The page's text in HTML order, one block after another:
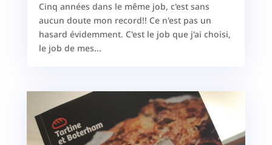
Cinq années dans le même job, c'est sans
aucun doute mon record!! Ce n'est pas un
hasard évidemment. C'est le job que j'ai choisi,
le job de mes...